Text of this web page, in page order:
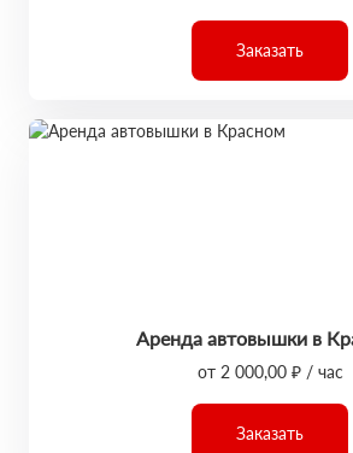
Заказать
Аренда автовышки в
от 2 000,00 ₽ / час
Заказать